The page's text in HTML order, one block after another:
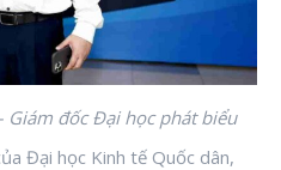
Giám đốc Đại học phát biểu
Đại học Kinh tế Quốc dân,